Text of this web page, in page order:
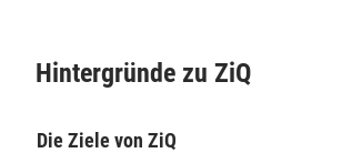
Hintergründe zu ZiQ
Die Ziele von ZiQ